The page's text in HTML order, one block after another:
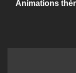
Animations